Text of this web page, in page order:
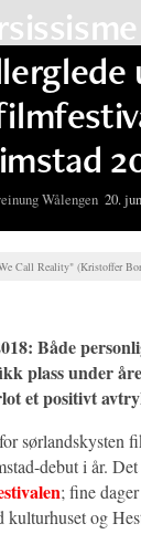
Wålengen 20.
Call Reality" (Kristoffer
Både
plass under
et positivt
sørlandskysten
debut i år.
; fine
kulturhuset og